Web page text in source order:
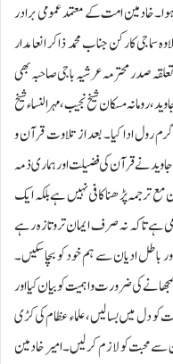
امت کے معتمد عمومی برادر
سماجی کارکن جناب محمد ذاکر انعامدار
صدر محترمہ عرشیہ باجی صاحبہ بھی
رومانہ مسکان شیخ نجیب، مہرالنساء شیخ
رول ادا کیا۔ بعد از تلاوت قرآن و
نے قرآن کی فضیلت اور ہماری ذمہ
ترجمہ پڑھنا کافی نہیں ہے بلکہ ایک
تاکہ نہ صرف ایمان تروتازہ رہے
باطل ادیان سے ہم خود کو بچا سکیں۔
کی ضرورت و اہمیت کو بیان کیا اور
کو دل میں بسالیں،علماء عظام کی کڑی
سے محبت کو لازم کرلیں۔ امیر خادمین